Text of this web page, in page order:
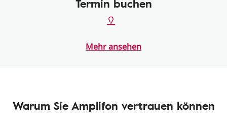
Mehr ansehen
Warum Sie Amplifon vertrauen können